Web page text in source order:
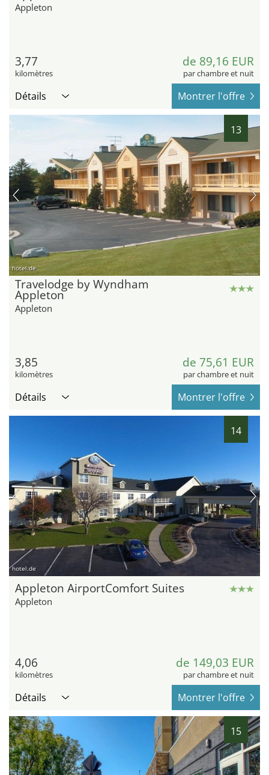
Appleton
3,77
kilomètres
de 89,16 EUR
par chambre et nuit
Détails Montrer l'offre
13
hotel.de
Travelodge by Wyndham
Appleton
Appleton
3,85
kilomètres
de 75,61 EUR
par chambre et nuit
Détails Montrer l'offre
14
hotel.de
Appleton AirportComfort Suites
Appleton
4,06
kilomètres
de 149,03 EUR
par chambre et nuit
Détails Montrer l'offre
15